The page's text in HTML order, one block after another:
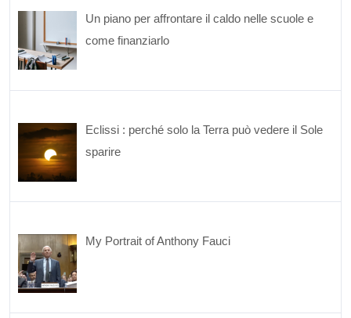
Un piano per affrontare il caldo nelle scuole e
come finanziarlo
Eclissi : perché solo la Terra può vedere il Sole
sparire
My Portrait of Anthony Fauci